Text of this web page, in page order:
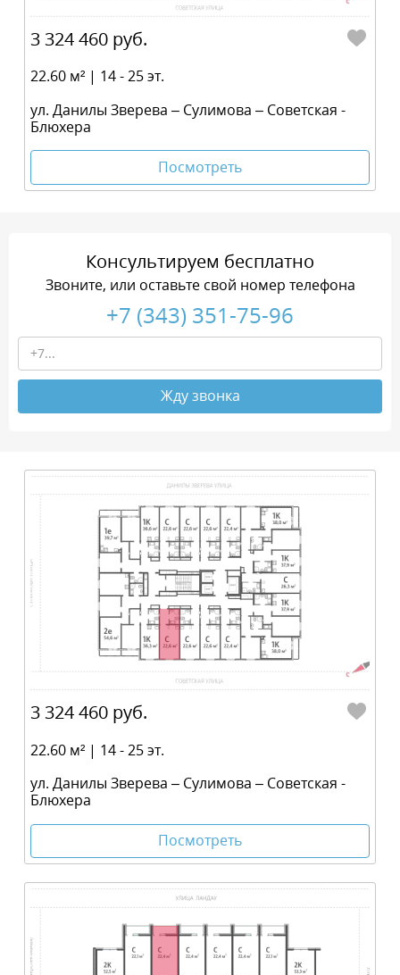
3 324 460 руб.
22.60 м² | 14 - 25 эт.
ул. Данилы Зверева – Сулимова – Советская -
Блюхера
Посмотреть
Консультируем бесплатно
Звоните, или оставьте свой номер телефона
+7 (343) 351-75-96
Жду звонка
3 324 460 руб.
22.60 м² | 14 - 25 эт.
ул. Данилы Зверева – Сулимова – Советская -
Блюхера
Посмотреть